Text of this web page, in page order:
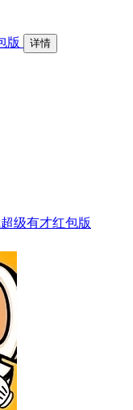
版 详情
级有才红包版